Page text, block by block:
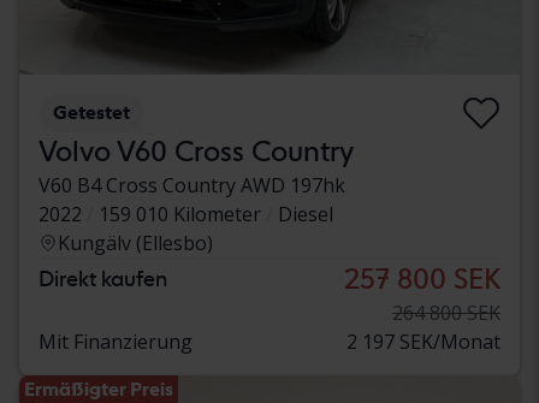
Getestet
Volvo V60 Cross Country
V60 B4 Cross Country AWD 197hk
2022
159 010 Kilometer
Diesel
Kungälv (Ellesbo)
Direkt kaufen 257 800 SEK
264 800 SEK
Mit Finanzierung
2 197 SEK/Monat
Ermäßigter Preis